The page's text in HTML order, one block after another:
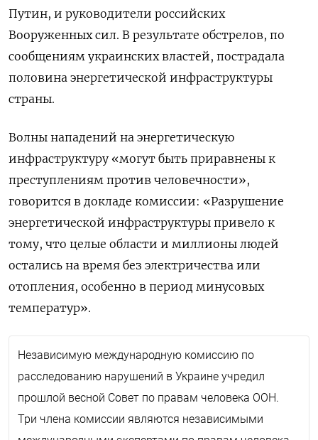
Путин, и руководители российских
Вооруженных сил. В результате обстрелов, по
сообщениям украинских властей, пострадала
половина энергетической инфраструктуры
страны.
Волны нападений на энергетическую
инфраструктуру «могут быть приравнены к
преступлениям против человечности»,
говорится в докладе комиссии: «Разрушение
энергетической инфраструктуры привело к
тому, что целые области и миллионы людей
остались на время без электричества или
отопления, особенно в период минусовых
температур».
Независимую международную комиссию по
расследованию нарушений в Украине учредил
прошлой весной Совет по правам человека ООН.
Три члена комиссии являются независимыми